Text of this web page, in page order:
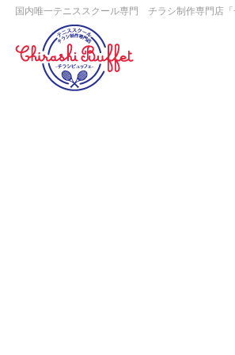
国内唯一テニススクール専門 チラシ制作専門店